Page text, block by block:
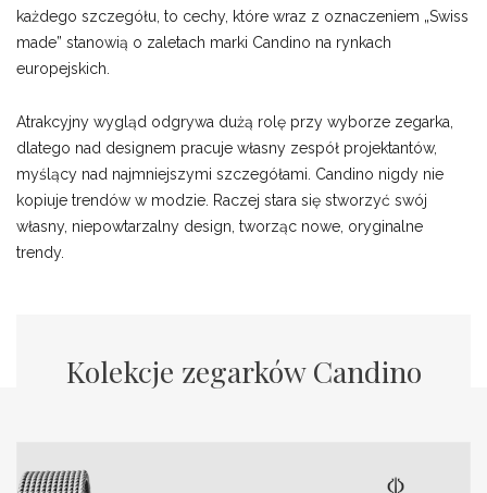
każdego szczegółu, to cechy, które wraz z oznaczeniem „Swiss
made” stanowią o zaletach marki Candino na rynkach
europejskich.
Atrakcyjny wygląd odgrywa dużą rolę przy wyborze zegarka,
dlatego nad designem pracuje własny zespół projektantów,
myślący nad najmniejszymi szczegółami. Candino nigdy nie
kopiuje trendów w modzie. Raczej stara się stworzyć swój
własny, niepowtarzalny design, tworząc nowe, oryginalne
trendy.
Kolekcje zegarków Candino